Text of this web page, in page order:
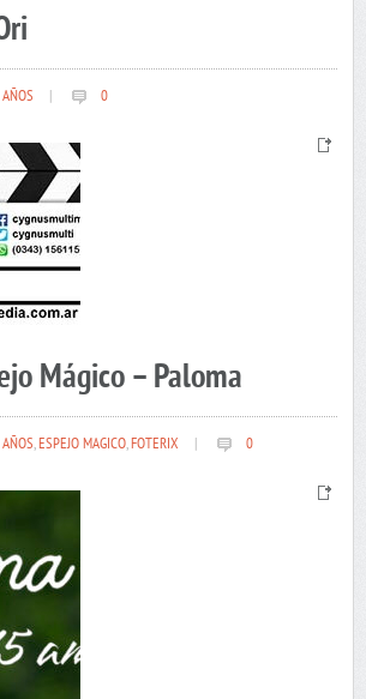
0
Mágico – Paloma
,ESPEJO MAGICO,FOTERIX 0